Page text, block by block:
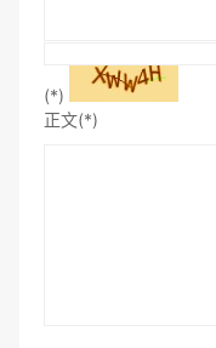
(*)
正文(*)